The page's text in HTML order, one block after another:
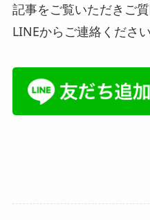
記事をご覧いただきご
LINEからご連絡ください